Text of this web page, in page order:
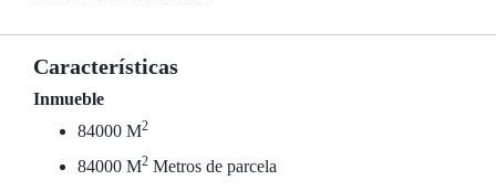
Características
Inmueble
84000 M2
84000 M2 Metros de parcela